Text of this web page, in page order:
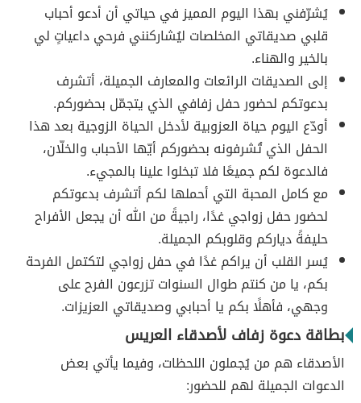
يُشرّفني بهذا اليوم المميز في حياتي أن أدعو أحباب
قلبي صديقاتي المخلصات ليُشاركنني فرحي داعياتٍ لي
بالخير والهناء.
إلى الصديقات الرائعات والمعارف الجميلة، أتشرف
بدعوتكم لحضور حفل زفافي الذي يتجمّل بحضوركم.
أودّع اليوم حياة العزوبية لأدخل الحياة الزوجية بعد هذا
الحفل الذي تُشرفونه بحضوركم أيّها الأحباب والخلّان،
فالدعوة لكم جميعًا فلا تبخلوا علينا بالمجيء.
مع كامل المحبة التي أحملها لكم أتشرف بدعوتكم
لحضور حفل زواجي غدًا، راجيةً من الله أن يجعل الأفراح
حليفةً دياركم وقلوبكم الجميلة.
يُسر القلب أن يراكم غدًا في حفل زواجي لتكتمل الفرحة
بكم، يا من كنتم طوال السنوات تزرعون الفرح على
وجهي، فأهلًا بكم يا أحبابي وصديقاتي العزيزات.
بطاقة دعوة زفاف لأصدقاء العريس
الأصدقاء هم من يُجملون اللحظات، وفيما يأتي بعض
الدعوات الجميلة لهم للحضور: